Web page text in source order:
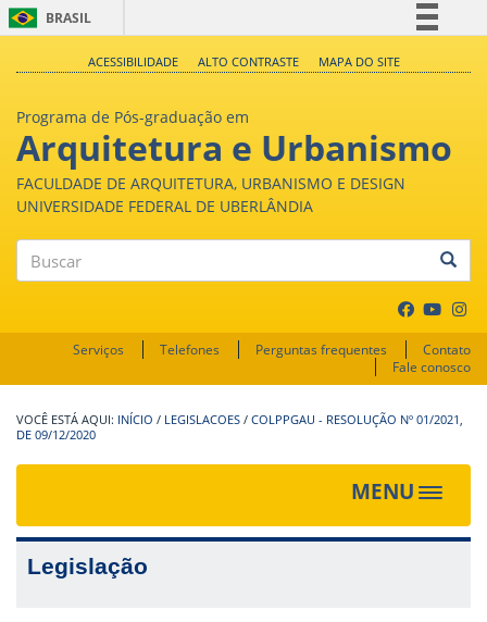
BRASIL
Acesso à informação
Legislação
ACESSIBILIDADE ALTO CONTRASTE MAPA DO SITE
Programa de Pós-graduação em
Arquitetura e Urbanismo
FACULDADE DE ARQUITETURA, URBANISMO E DESIGN
UNIVERSIDADE FEDERAL DE UBERLÂNDIA
Serviços Telefones Perguntas frequentes
Contato
Fale conosco
INÍCIO / LEGISLACOES / COLPPGAU - RESOLUÇÃO Nº 01/2021,
DE 09/12/2020
MENU
Toggle
Legislação